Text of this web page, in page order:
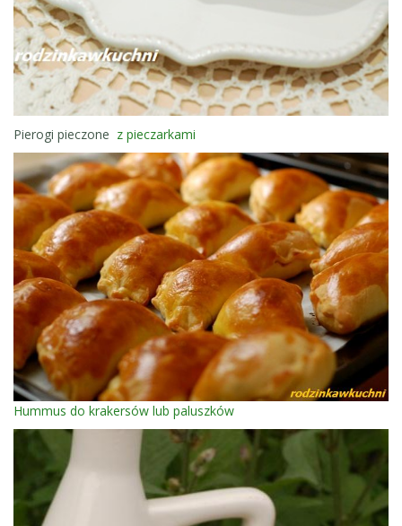
Pierogi pieczone z pieczarkami
Hummus do krakersów lub paluszków